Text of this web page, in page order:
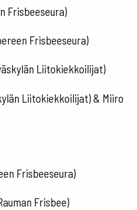
Frisbeeseura)
Frisbeeseura)
Liitokiekkoilijat)
Liitokiekkoilijat) & Miiro
Frisbeeseura)
Frisbee)